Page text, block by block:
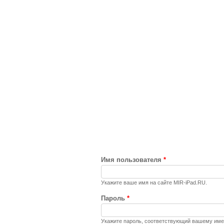
Имя пользователя *
Укажите ваше имя на сайте MIR-iPad.RU.
Пароль *
Укажите пароль, соответствующий вашему